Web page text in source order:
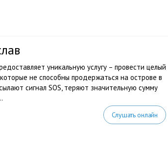
уникальную услугу – провести целый
не способны продержаться на острове в
сигнал SOS, теряют значительную сумму
Слушать онлайн